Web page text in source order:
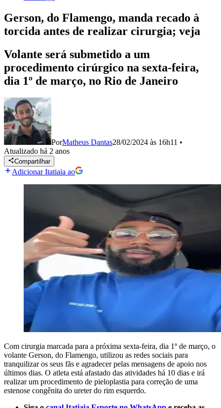
Gerson, do Flamengo, manda recado à
torcida antes de realizar cirurgia; veja
Volante será submetido a um
procedimento cirúrgico na sexta-feira,
dia 1º de março, no Rio de Janeiro
PorMatheus Dantas28/02/2024 às 16h11 •
Atualizado há 2 anos
Compartilhar
Adicionar Itatiaia ao
Com cirurgia marcada para a próxima sexta-feira, dia 1º de março, o
volante Gerson, do Flamengo, utilizou as redes sociais para
tranquilizar os seus fãs e agradecer pelas mensagens de apoio nos
últimos dias. O atleta está afastado das atividades há 10 dias e irá
realizar um procedimento de pieloplastia para correção de uma
estenose congênita do ureter do rim esquerdo.